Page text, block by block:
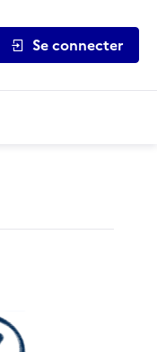
Se connecter